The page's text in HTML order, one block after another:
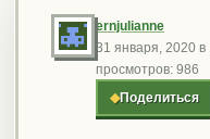
ernjulianne
31 января, 2020 в
просмотров: 986
◆Поделиться